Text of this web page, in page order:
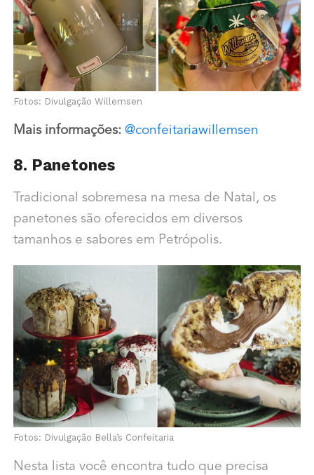
Fotos: Divulgação Willemsen
Mais informações: @confeitariawillemsen
8. Panetones
Tradicional sobremesa na mesa de Natal, os
panetones são oferecidos em diversos
tamanhos e sabores em Petrópolis.
Fotos: Divulgação Bella’s Confeitaria
Nesta lista você encontra tudo que precisa